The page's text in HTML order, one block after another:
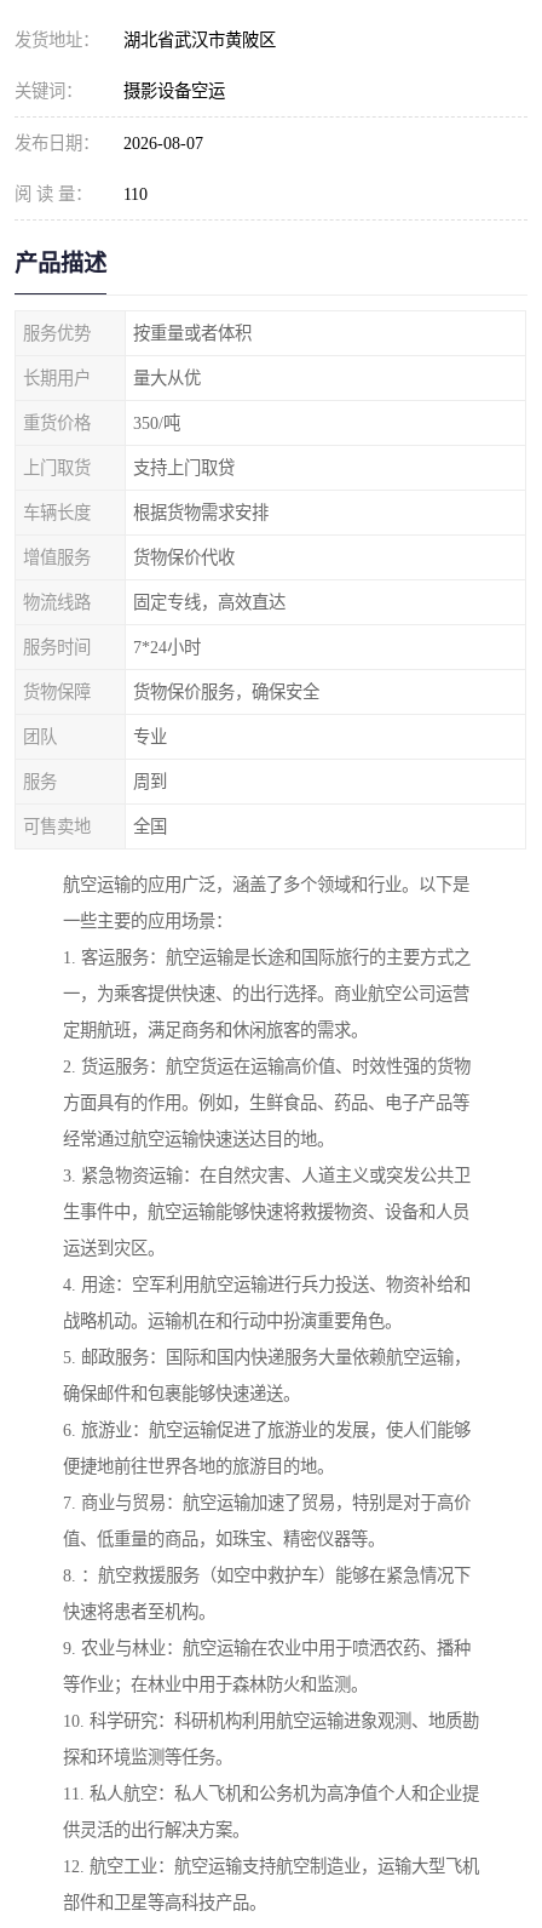
发货地址： 湖北省武汉市黄陂区
关键词： 摄影设备空运
发布日期： 2026-08-07
阅 读 量： 110
产品描述
服务优势 按重量或者体积
长期用户 量大从优
重货价格 350/吨
上门取货 支持上门取贷
车辆长度 根据货物需求安排
增值服务 货物保价代收
物流线路 固定专线，高效直达
服务时间 7*24小时
货物保障 货物保价服务，确保安全
团队 专业
服务 周到
可售卖地 全国
航空运输的应用广泛，涵盖了多个领域和行业。以下是
一些主要的应用场景：
1. 客运服务：航空运输是长途和国际旅行的主要方式之
一，为乘客提供快速、的出行选择。商业航空公司运营
定期航班，满足商务和休闲旅客的需求。
2. 货运服务：航空货运在运输高价值、时效性强的货物
方面具有的作用。例如，生鲜食品、药品、电子产品等
经常通过航空运输快速送达目的地。
3. 紧急物资运输：在自然灾害、人道主义或突发公共卫
生事件中，航空运输能够快速将救援物资、设备和人员
运送到灾区。
4. 用途：空军利用航空运输进行兵力投送、物资补给和
战略机动。运输机在和行动中扮演重要角色。
5. 邮政服务：国际和国内快递服务大量依赖航空运输，
确保邮件和包裹能够快速递送。
6. 旅游业：航空运输促进了旅游业的发展，使人们能够
便捷地前往世界各地的旅游目的地。
7. 商业与贸易：航空运输加速了贸易，特别是对于高价
值、低重量的商品，如珠宝、精密仪器等。
8. ：航空救援服务（如空中救护车）能够在紧急情况下
快速将患者至机构。
9. 农业与林业：航空运输在农业中用于喷洒农药、播种
等作业；在林业中用于森林防火和监测。
10. 科学研究：科研机构利用航空运输进象观测、地质勘
探和环境监测等任务。
11. 私人航空：私人飞机和公务机为高净值个人和企业提
供灵活的出行解决方案。
12. 航空工业：航空运输支持航空制造业，运输大型飞机
部件和卫星等高科技产品。